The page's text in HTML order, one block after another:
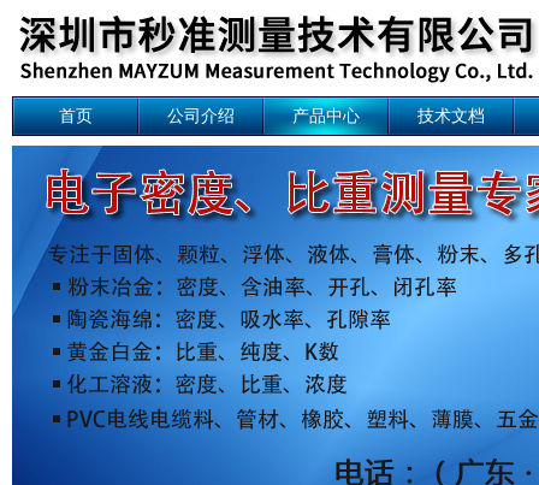
首页 公司介绍 产品中心 技术文档